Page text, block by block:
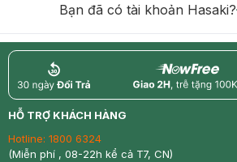
Bạn đã có tài khoản Hasaki?
return nowfree
HỖ TRỢ KHÁCH HÀNG
Hotline: 1800 6324
(Miễn phí , 08-22h kể cả T7, CN)